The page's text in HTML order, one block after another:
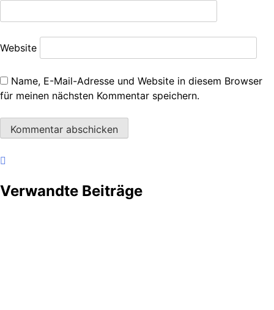
Website
Name, E-Mail-Adresse und Website in diesem Browser
für meinen nächsten Kommentar speichern.
Verwandte Beiträge